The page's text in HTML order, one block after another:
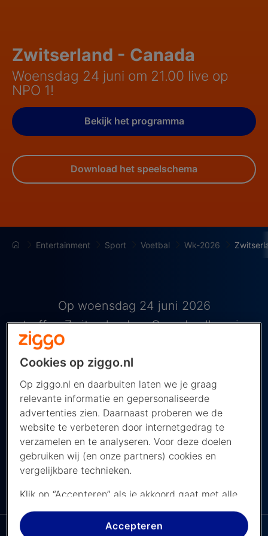
Zwitserland - Canada
Woensdag 24 juni om 21.00 live op
NPO 1!
Bekijk het programma
Download het speelschema
Entertainment Sport Voetbal Wk-2026
Op woensdag 24 juni 2026
treffen Zwitserland en Canada elkaar in
Groep B van de groepsfase van het WK
2026. Deze wedstrijd wordt gespeeld in
het BC Place Stadium in Vancouver,
Canada. De wedstrijd begint om 21.00 uur
Nederlandse tijd en je kijkt hem live bij de
NOS op NPO 1.
NAVIGEER NAAR ...
Ziggo
Cookies op ziggo.nl
Op ziggo.nl en daarbuiten laten we je graag
relevante informatie en gepersonaliseerde
advertenties zien. Daarnaast proberen we de
website te verbeteren door internetgedrag te
verzamelen en te analyseren. Voor deze doelen
gebruiken wij (en onze partners) cookies en
vergelijkbare technieken.
Klik op “Accepteren” als je akkoord gaat met alle
cookies. Kies je voor “Nee, liever niet”, dan
plaatsen we alleen strikt noodzakelijke cookies om
Accepteren